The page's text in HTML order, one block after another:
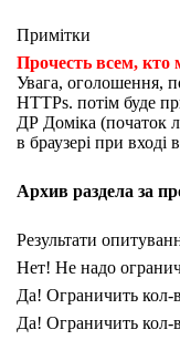
Примітки
Прочесть всем, кто
Увага, оголошення,
HTTPs. потім буде
ДР Доміка (початок
в браузері при
Архив раздела за
Результати
Нет! Не надо
Да! Ограничить кол-
Да! Ограничить